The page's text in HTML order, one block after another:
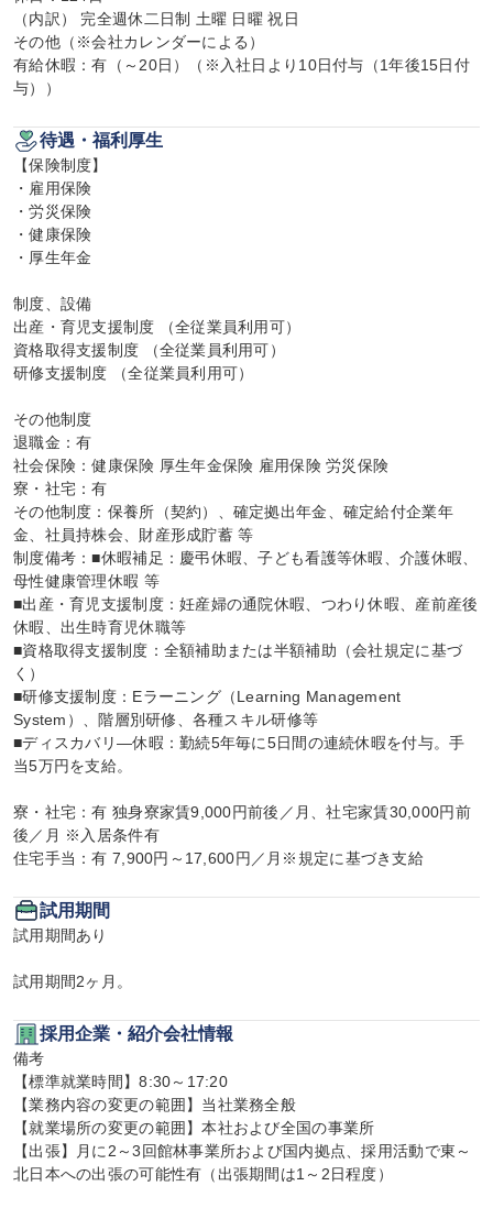
（内訳） 完全週休二日制 土曜 日曜 祝日
その他（※会社カレンダーによる）
有給休暇：有（～20日）（※入社日より10日付与（1年後15日付
与））
待遇・福利厚生
【保険制度】
・雇用保険
・労災保険
・健康保険
・厚生年金
制度、設備
出産・育児支援制度 （全従業員利用可）
資格取得支援制度 （全従業員利用可）
研修支援制度 （全従業員利用可）
その他制度
退職金：有
社会保険：健康保険 厚生年金保険 雇用保険 労災保険
寮・社宅：有
その他制度：保養所（契約）、確定拠出年金、確定給付企業年
金、社員持株会、財産形成貯蓄 等
制度備考：■休暇補足：慶弔休暇、子ども看護等休暇、介護休暇、
母性健康管理休暇 等
■出産・育児支援制度：妊産婦の通院休暇、つわり休暇、産前産後
休暇、出生時育児休職等
■資格取得支援制度：全額補助または半額補助（会社規定に基づ
く）
■研修支援制度：Eラーニング（Learning Management
System）、階層別研修、各種スキル研修等
■ディスカバリ―休暇：勤続5年毎に5日間の連続休暇を付与。手
当5万円を支給。
寮・社宅：有 独身寮家賃9,000円前後／月、社宅家賃30,000円前
後／月 ※入居条件有
住宅手当：有 7,900円～17,600円／月※規定に基づき支給
試用期間
試用期間あり
試用期間2ヶ月。
採用企業・紹介会社情報
備考
【標準就業時間】8:30～17:20
【業務内容の変更の範囲】当社業務全般
【就業場所の変更の範囲】本社および全国の事業所
【出張】月に2～3回館林事業所および国内拠点、採用活動で東～
北日本への出張の可能性有（出張期間は1～2日程度）